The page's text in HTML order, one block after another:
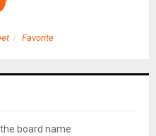
Favorite
board name